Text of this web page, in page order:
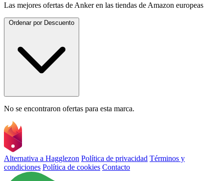
Las mejores ofertas de Anker en las tiendas de Amazon europeas
Ordenar por Descuento
No se encontraron ofertas para esta marca.
Alternativa a Hagglezon Política de privacidad Términos y
condiciones Política de cookies Contacto